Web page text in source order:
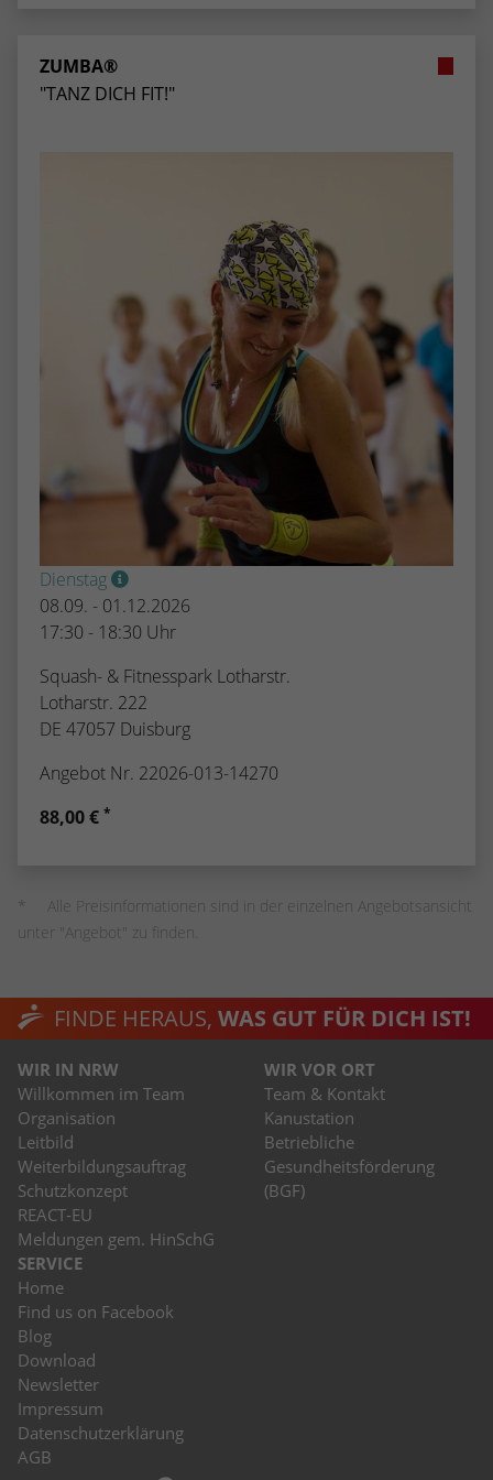
ZUMBA®
"TANZ DICH FIT!"
Dienstag
08.09. - 01.12.2026
17:30 - 18:30 Uhr
Squash- & Fitnesspark Lotharstr.
Lotharstr. 222
DE 47057 Duisburg
Angebot Nr. 22026-013-14270
88,00 € *
Alle Preisinformationen sind in der einzelnen Angebotsansicht
unter "Angebot" zu finden.
FINDE HERAUS, WAS GUT FÜR DICH IST!
WIR IN NRW
Willkommen im Team
Organisation
Leitbild
Weiterbildungsauftrag
Schutzkonzept
REACT-EU
Meldungen gem. HinSchG
WIR VOR ORT
Team & Kontakt
Kanustation
Betriebliche
Gesundheitsförderung
(BGF)
SERVICE
Home
Find us on Facebook
Blog
Download
Newsletter
Impressum
Datenschutzerklärung
AGB
Name _dc_gtm_UA-53600496-1
Dieser Cookie identifiziert die Besucher
nach Alter, Geschlecht oder Interessen
und nutzt dazu den DoubleClick des
Google Tag Manager, um die gezielte
Anzeigenplatzierung zu vereinfachen.